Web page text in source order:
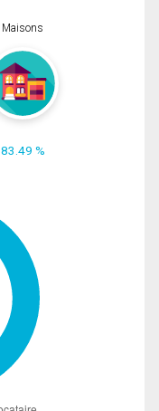
Maisons
83.49 %